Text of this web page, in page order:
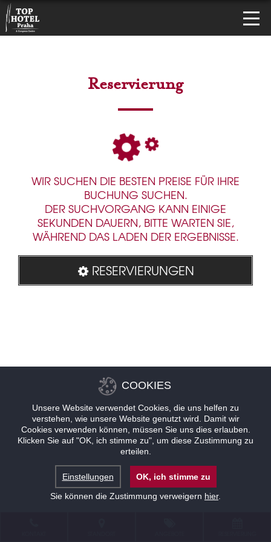
Reservierung
WIR SUCHEN DIE BESTEN PREISE FÜR IHRE
BUCHUNG SUCHEN.
DER SUCHVORGANG KANN EINIGE
SEKUNDEN DAUERN, BITTE WARTEN SIE,
WÄHREND DAS LADEN DER ERGEBNISSE.
RESERVIERUNGEN
COOKIES
Unsere Website verwendet Cookies, die uns helfen zu
verstehen, wie unsere Website genutzt wird. Damit wir
Cookies verwenden können, müssen Sie uns dies erlauben.
Klicken Sie auf "OK, ich stimme zu", um diese Zustimmung zu
erteilen.
Einstellungen
OK, ich stimme zu
Sie können die Zustimmung verweigern hier.